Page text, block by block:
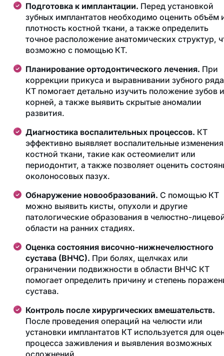
Подготовка к имплантации. Перед установкой
зубных имплантатов необходимо оценить объём
плотность костной ткани, а также определить
точное расположение анатомических структур,
возможно с помощью КТ.
Планирование ортодонтического лечения. При
коррекции прикуса и выравнивании зубного ряда
КТ помогает детально изучить положение зубов и
корней, а также выявить скрытые аномалии
развития.
Диагностика воспалительных процессов. КТ
эффективно выявляет воспалительные
костной ткани, такие как остеомиелит или
периодонтит, а также позволяет оценить
околоносовых пазух.
Обнаружение новообразований. С помощью КТ
можно выявить кисты, опухоли и другие
патологические образования в челюстно-
области на ранних стадиях.
Оценка состояния височно-нижнечелюстного
сустава (ВНЧС). При болях, щелчках или
ограничении подвижности в области ВНЧС КТ
помогает определить причину и степень
сустава.
Контроль после хирургических вмешательств.
После проведения операций на челюсти или
установки имплантатов КТ используется для
процесса заживления и выявления возможных
осложнений.